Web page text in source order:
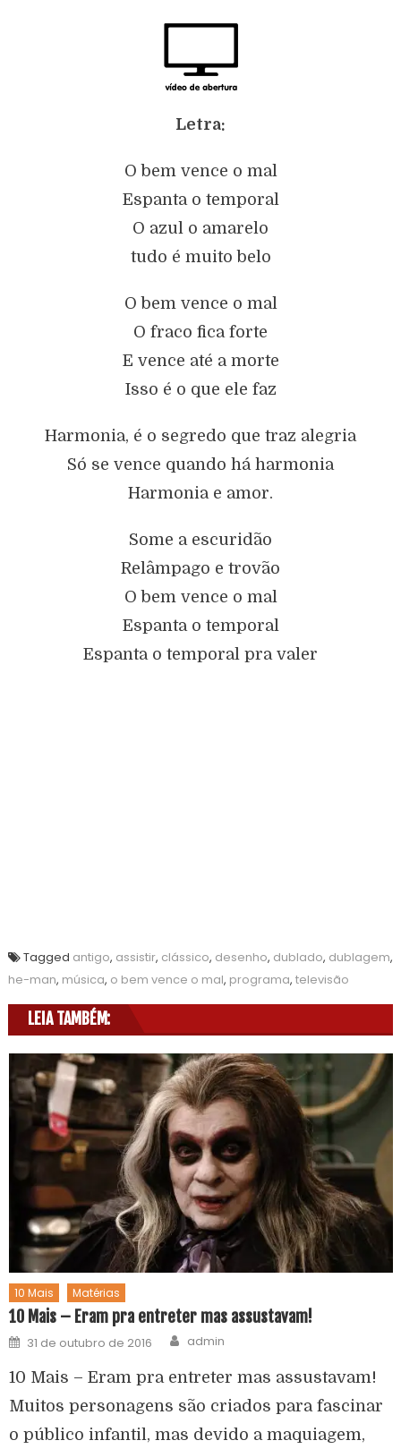
Letra:
O bem vence o mal
Espanta o temporal
O azul o amarelo
tudo é muito belo
O bem vence o mal
O fraco fica forte
E vence até a morte
Isso é o que ele faz
Harmonia, é o segredo que traz alegria
Só se vence quando há harmonia
Harmonia e amor.
Some a escuridão
Relâmpago e trovão
O bem vence o mal
Espanta o temporal
Espanta o temporal pra valer
Tagged antigo, assistir, clássico, desenho, dublado, dublagem,
he-man, música, o bem vence o mal, programa, televisão
LEIA TAMBÉM:
10 Mais Matérias
10 Mais – Eram pra entreter mas assustavam!
31 de outubro de 2016 admin
10 Mais – Eram pra entreter mas assustavam!
Muitos personagens são criados para fascinar
o público infantil, mas devido a maquiagem,